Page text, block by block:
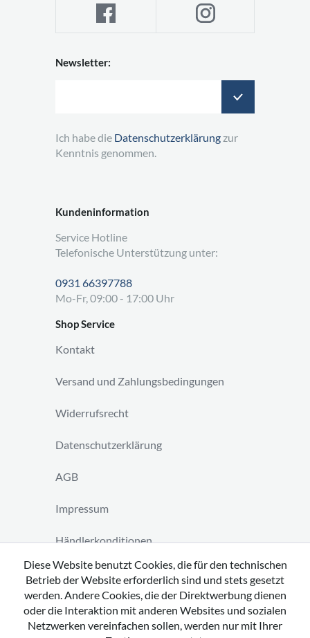
Kundeninformation
Service Hotline
Telefonische Unterstützung unter:
0931 66397788
Mo-Fr, 09:00 - 17:00 Uhr
Shop Service
Kontakt
Versand und Zahlungsbedingungen
Widerrufsrecht
Datenschutzerklärung
AGB
Impressum
Händlerkonditionen
Vertrag widerrufen
Newsletter:
Ich habe die Datenschutzerklärung zur
Kenntnis genommen.
Diese Website benutzt Cookies, die für den technischen
Betrieb der Website erforderlich sind und stets gesetzt
werden. Andere Cookies, die der Direktwerbung dienen
oder die Interaktion mit anderen Websites und sozialen
Netzwerken vereinfachen sollen, werden nur mit Ihrer